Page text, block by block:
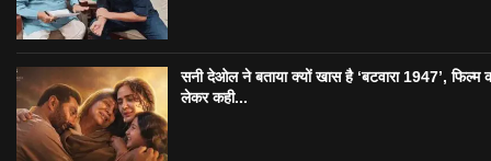
सनी देओल ने बताया क्यों खास है ‘बटवारा 1947’, फिल्म
लेकर कही...